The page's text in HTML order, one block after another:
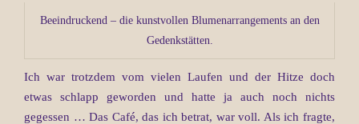
Beeindruckend – die kunstvollen Blumenarrangements an den
Gedenkstätten.
Ich war trotzdem vom vielen Laufen und der Hitze doch
etwas schlapp geworden und hatte ja auch noch nichts
gegessen … Das Café, das ich betrat, war voll. Als ich fragte,